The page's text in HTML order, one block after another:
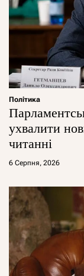
Політика
ухвалити
читанні
6 Серпня, 2026